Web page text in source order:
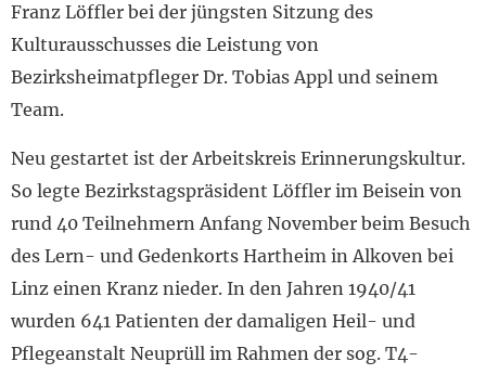
Franz Löffler bei der jüngsten Sitzung des
Kulturausschusses die Leistung von
Bezirksheimatpfleger Dr. Tobias Appl und seinem
Team.
Neu gestartet ist der Arbeitskreis Erinnerungskultur.
So legte Bezirkstagspräsident Löffler im Beisein von
rund 40 Teilnehmern Anfang November beim Besuch
des Lern- und Gedenkorts Hartheim in Alkoven bei
Linz einen Kranz nieder. In den Jahren 1940/41
wurden 641 Patienten der damaligen Heil- und
Pflegeanstalt Neuprüll im Rahmen der sog. T4-